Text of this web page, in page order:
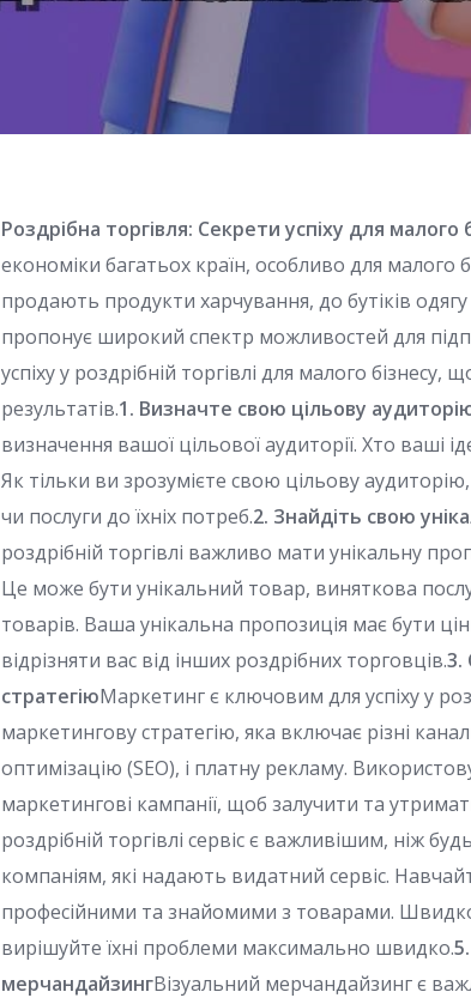
Роздрібна торгівля: Cекрети успіху для малого
економіки багатьох країн, особливо для малого
продають продукти харчування, до бутіків
пропонує широкий спектр можливостей для
успіху у роздрібній торгівлі для малого
результатів.1. Визначте свою цільову
визначення вашої цільової аудиторії. Хто ваші
Як тільки ви зрозумієте свою цільову
чи послуги до їхніх потреб.2. Знайдіть свою
роздрібній торгівлі важливо мати унікальну
Це може бути унікальний товар, виняткова
товарів. Ваша унікальна пропозиція має бути
відрізняти вас від інших роздрібних торговців.3.
стратегіюМаркетинг є ключовим для успіху у
маркетингову стратегію, яка включає різні
оптимізацію (SEO), і платну рекламу.
маркетингові кампанії, щоб залучити та
роздрібній торгівлі сервіс є важливішим, ніж
компаніям, які надають видатний сервіс.
професійними та знайомими з товарами. Швидко
вирішуйте їхні проблеми максимально швидко.
мерчандайзингВізуальний мерчандайзинг є